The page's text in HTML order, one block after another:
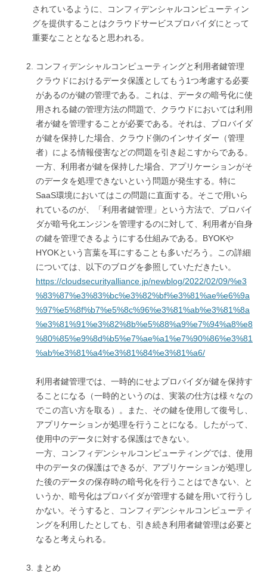
されているように、コンフィデンシャルコンピューティン
グを提供することはクラウドサービスプロバイダにとって
重要なこととなると思われる。
コンフィデンシャルコンピューティングと利用者鍵管理
クラウドにおけるデータ保護としてもう1つ考慮する必要
があるのが鍵の管理である。これは、データの暗号化に使
用される鍵の管理方法の問題で、クラウドにおいては利用
者が鍵を管理することが必要である。それは、プロバイダ
が鍵を保持した場合、クラウド側のインサイダー（管理
者）による情報侵害などの問題を引き起こすからである。
一方、利用者が鍵を保持した場合、アプリケーションがそ
のデータを処理できないという問題が発生する。特に
SaaS環境においてはこの問題に直面する。そこで用いら
れているのが、「利用者鍵管理」という方法で、プロバイ
ダが暗号化エンジンを管理するのに対して、利用者が自身
の鍵を管理できるようにする仕組みである。BYOKや
HYOKという言葉を耳にすることも多いだろう。この詳細
については、以下のブログを参照していただきたい。
https://cloudsecurityalliance.jp/newblog/2022/02/09/%e3
%83%87%e3%83%bc%e3%82%bf%e3%81%ae%e6%9a
%97%e5%8f%b7%e5%8c%96%e3%81%ab%e3%81%8a
%e3%81%91%e3%82%8b%e5%88%a9%e7%94%a8%e8
%80%85%e9%8d%b5%e7%ae%a1%e7%90%86%e3%81
%ab%e3%81%a4%e3%81%84%e3%81%a6/
利用者鍵管理では、一時的にせよプロバイダが鍵を保持す
ることになる（一時的というのは、実装の仕方は様々なの
でこの言い方を取る）。また、その鍵を使用して復号し、
アプリケーションが処理を行うことになる。したがって、
使用中のデータに対する保護はできない。
一方、コンフィデンシャルコンピューティングでは、使用
中のデータの保護はできるが、アプリケーションが処理し
た後のデータの保存時の暗号化を行うことはできない、と
いうか、暗号化はプロバイダが管理する鍵を用いて行うし
かない。そうすると、コンフィデンシャルコンピューティ
ングを利用したとしても、引き続き利用者鍵管理は必要と
なると考えられる。
まとめ